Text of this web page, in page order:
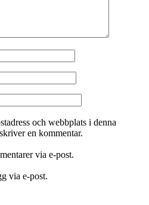
och webbplats i denna
en kommentar.
via e-post.
via e-post.